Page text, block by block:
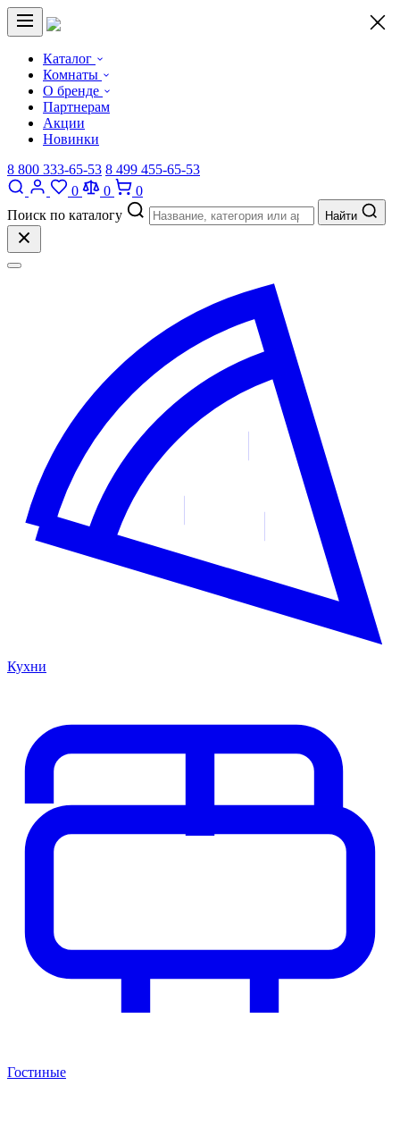
Каталог
Комнаты
О бренде
Партнерам
Акции
Новинки
8 800 333-65-53 8 499 455-65-53
0
0
0
Поиск по каталогу
Найти
Кухни
Гостиные
×